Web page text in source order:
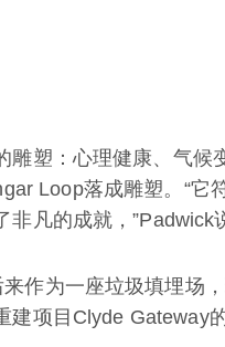
雕塑：心理健康、气候
Loop落成雕塑。“它
凡的成就，”Padwick
作为一座垃圾填埋场
建项目Clyde Gateway